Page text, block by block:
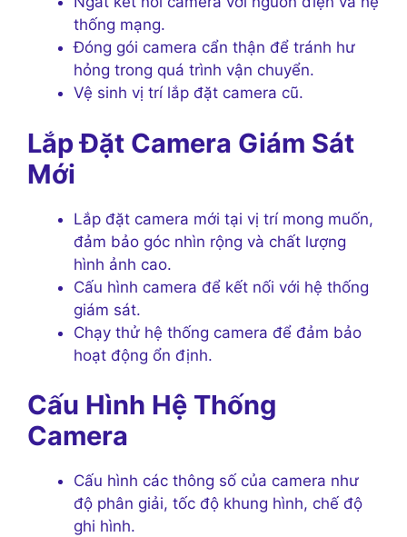
thống mạng.
Đóng gói camera cẩn thận để tránh hư
hỏng trong quá trình vận chuyển.
Vệ sinh vị trí lắp đặt camera cũ.
Lắp Đặt Camera Giám Sát
Mới
Lắp đặt camera mới tại vị trí mong muốn,
đảm bảo góc nhìn rộng và chất lượng
hình ảnh cao.
Cấu hình camera để kết nối với hệ thống
giám sát.
Chạy thử hệ thống camera để đảm bảo
hoạt động ổn định.
Cấu Hình Hệ Thống
Camera
Cấu hình các thông số của camera như
độ phân giải, tốc độ khung hình, chế độ
ghi hình.